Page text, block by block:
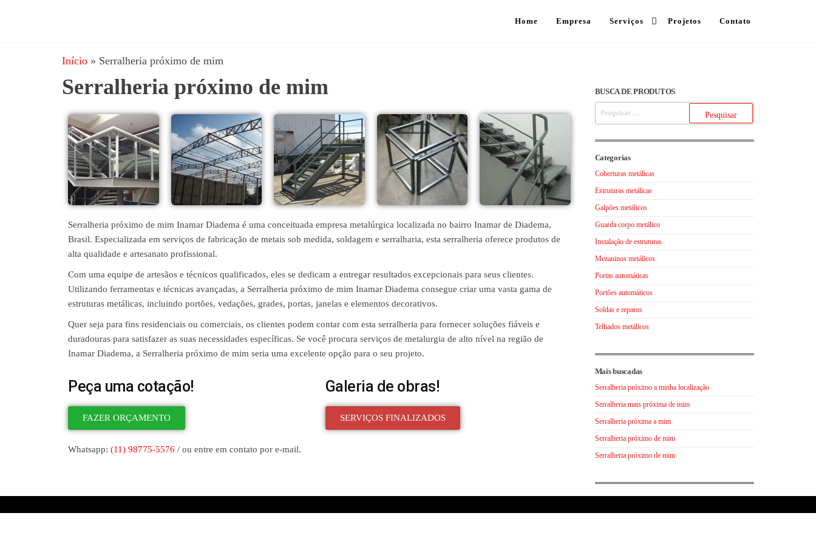
e
Serralheria
coberturas
metálicas,
mezanino
metálico,
metálico,
portões,
grades
entre
outros.
Home Empresa Serviços Projetos Contato
Início » Serralheria próximo de mim
Serralheria próximo de mim
Serralheria próximo de mim Inamar Diadema é uma conceituada empresa metalúrgica localizada no bairro Inamar de Diadema,
Brasil. Especializada em serviços de fabricação de metais sob medida, soldagem e serralharia, esta serralheria oferece produtos de
alta qualidade e artesanato profissional.
Com uma equipe de artesãos e técnicos qualificados, eles se dedicam a entregar resultados excepcionais para seus clientes.
Utilizando ferramentas e técnicas avançadas, a Serralheria próximo de mim Inamar Diadema consegue criar uma vasta gama de
estruturas metálicas, incluindo portões, vedações, grades, portas, janelas e elementos decorativos.
Quer seja para fins residenciais ou comerciais, os clientes podem contar com esta serralheria para fornecer soluções fiáveis ​​e
duradouras para satisfazer as suas necessidades específicas. Se você procura serviços de metalurgia de alto nível na região de
Inamar Diadema, a Serralheria próximo de mim seria uma excelente opção para o seu projeto.
Peça uma cotação!
FAZER ORÇAMENTO
Galeria de obras!
SERVIÇOS FINALIZADOS
Whatsapp: (11) 98775-5576 / ou entre em contato por e-mail.
BUSCA DE PRODUTOS
Categorias
Coberturas metálicas
Estruturas metálicas
Galpões metálicos
Guarda corpo metálico
Instalação de estruturas
Mezaninos metálicos
Portas automáticas
Portões automáticos
Soldas e reparos
Telhados metálicos
Mais buscadas
Serralheria próximo a minha localização
Serralheria mais próxima de mim
Serralheria próxima a mim
Serralheria próximo de mim
Serralheria próximo de mim